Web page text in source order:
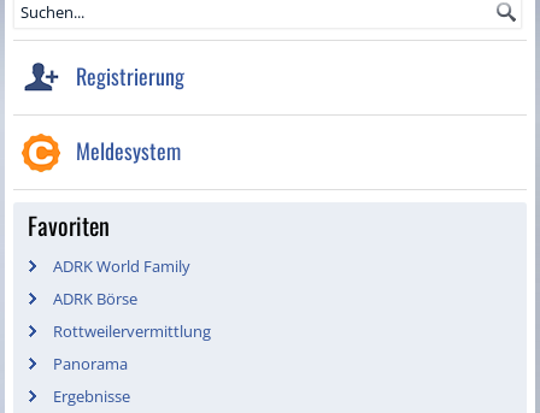
Registrierung
Meldesystem
Favoriten
ADRK World Family
ADRK Börse
Rottweilervermittlung
Panorama
Ergebnisse